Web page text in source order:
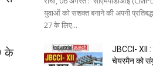
के
युवाओं को सशक्त बनाने की अपनी
27 के लिए...
JBCCI- XII :
चेयरमैन को